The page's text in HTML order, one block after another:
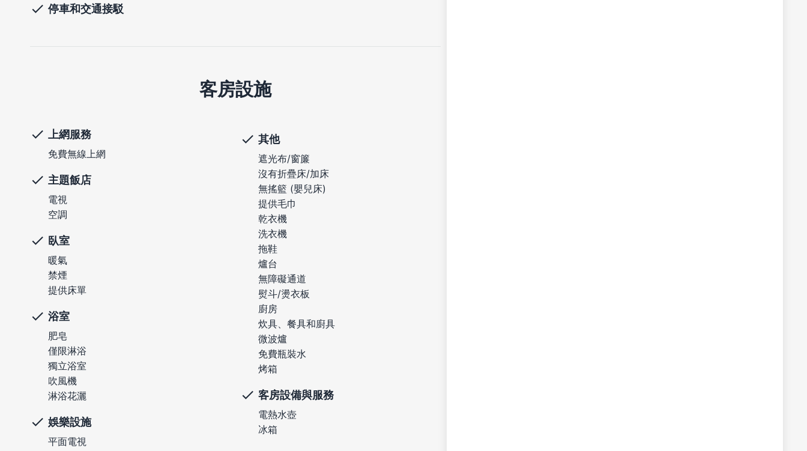
停車和交通接駁
客房設施
上網服務
免費無線上網
主題飯店
電視
空調
臥室
暖氣
禁煙
提供床單
浴室
肥皂
僅限淋浴
獨立浴室
吹風機
淋浴花灑
娛樂設施
平面電視
其他
遮光布/窗簾
沒有折疊床/加床
無搖籃 (嬰兒床)
提供毛巾
乾衣機
洗衣機
拖鞋
爐台
無障礙通道
熨斗/燙衣板
廚房
炊具、餐具和廚具
微波爐
免費瓶裝水
烤箱
客房設備與服務
電熱水壺
冰箱